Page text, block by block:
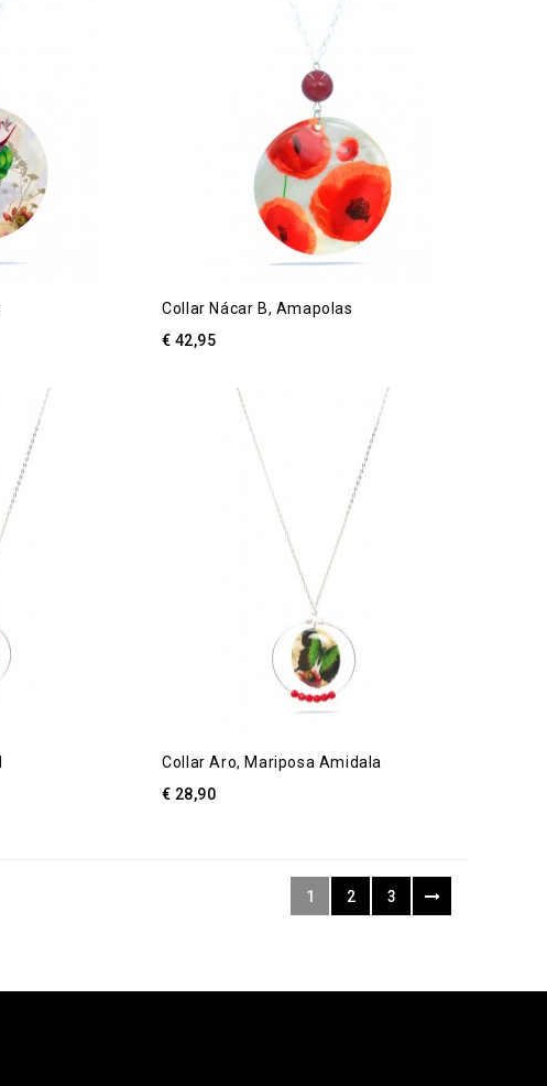
Collar Nácar B, Amapolas
€ 42,95
Collar Aro, Mariposa Amidala
€ 28,90
1 2 3